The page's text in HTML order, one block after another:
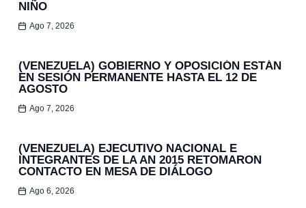
NIÑO
Ago 7, 2026
(VENEZUELA) GOBIERNO Y OPOSICIÓN ESTÁN
EN SESIÓN PERMANENTE HASTA EL 12 DE
AGOSTO
Ago 7, 2026
(VENEZUELA) EJECUTIVO NACIONAL E
INTEGRANTES DE LA AN 2015 RETOMARON
CONTACTO EN MESA DE DIÁLOGO
Ago 6, 2026